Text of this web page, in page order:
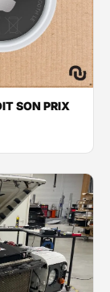
SON PRIX